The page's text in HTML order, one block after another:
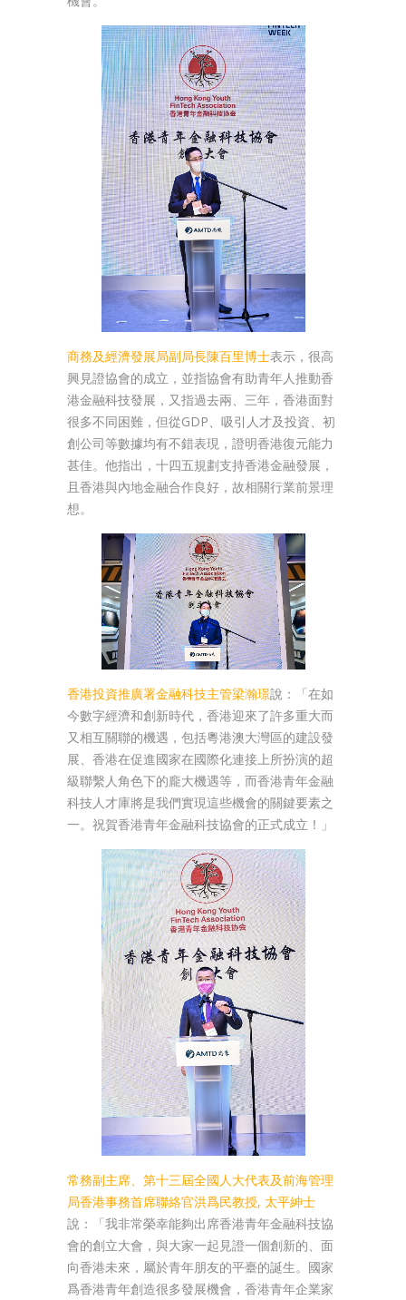
商務及經濟發展局副局長陳百里博士表示，很高
興見證協會的成立，並指協會有助青年人推動香
港金融科技發展，又指過去兩、三年，香港面對
很多不同困難，但從GDP、吸引人才及投資、初
創公司等數據均有不錯表現，證明香港復元能力
甚佳。他指出，十四五規劃支持香港金融發展，
且香港與內地金融合作良好，故相關行業前景理
想。
香港投資推廣署金融科技主管梁瀚璟說：「在如
今數字經濟和創新時代，香港迎來了許多重大而
又相互關聯的機遇，包括粵港澳大灣區的建設發
展、香港在促進國家在國際化連接上所扮演的超
級聯繫人角色下的龐大機遇等，而香港青年金融
科技人才庫將是我們實現這些機會的關鍵要素之
一。祝賀香港青年金融科技協會的正式成立！」
常務副主席、第十三屆全國人大代表及前海管理
局香港事務首席聯絡官洪爲民教授, 太平紳士
說：「我非常榮幸能夠出席香港青年金融科技協
會的創立大會，與大家一起見證一個創新的、面
向香港未來，屬於青年朋友的平臺的誕生。國家
爲香港青年創造很多發展機會，香港青年企業家